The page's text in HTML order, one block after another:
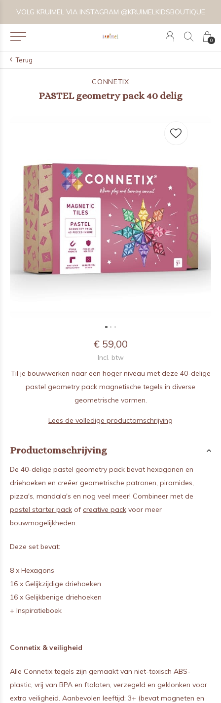
0
VOLG KRUIMEL VIA INSTAGRAM @KRUIMELKIDSBOUTIQUE
Terug
CONNETIX
PASTEL geometry pack 40 delig
€ 59,00
Incl. btw
Til je bouwwerken naar een hoger niveau met deze 40-delige
pastel geometry pack magnetische tegels in diverse
geometrische vormen.
Lees de volledige productomschrijving
Productomschrijving
De 40-delige pastel geometry pack bevat hexagonen en
driehoeken en creëer geometrische patronen, piramides,
pizza's, mandala's en nog veel meer! Combineer met de
pastel starter pack of creative pack voor meer
bouwmogelijkheden.
Deze set bevat:
8 x Hexagons
16 x Gelijkzijdige driehoeken
16 x Gelijkbenige driehoeken
+ Inspiratieboek
Connetix & veiligheid
Alle Connetix tegels zijn gemaakt van niet-toxisch ABS-
plastic, vrij van BPA en ftalaten, verzegeld en geklonken voor
extra veiligheid. Aanbevolen leeftijd: 3+ (bevat magneten en